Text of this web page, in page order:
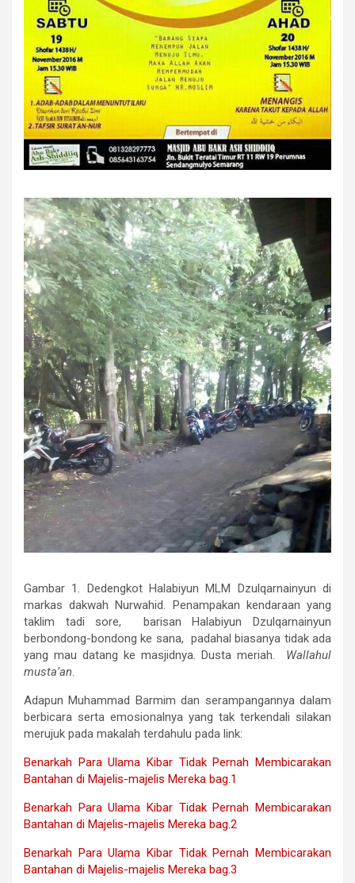
Gambar 1. Dedengkot Halabiyun MLM Dzulqarnainyun di
markas dakwah Nurwahid. Penampakan kendaraan yang
taklim tadi sore, barisan Halabiyun Dzulqarnainyun
berbondong-bondong ke sana, padahal biasanya tidak ada
yang mau datang ke masjidnya. Dusta meriah. Wallahul
musta’an.
Adapun Muhammad Barmim dan serampangannya dalam
berbicara serta emosionalnya yang tak terkendali silakan
merujuk pada makalah terdahulu pada link:
Benarkah Para Ulama Kibar Tidak Pernah Membicarakan
Bantahan di Majelis-majelis Mereka bag.1
Benarkah Para Ulama Kibar Tidak Pernah Membicarakan
Bantahan di Majelis-majelis Mereka bag.2
Benarkah Para Ulama Kibar Tidak Pernah Membicarakan
Bantahan di Majelis-majelis Mereka bag.3